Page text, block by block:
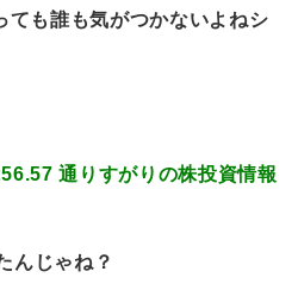
ても誰も気がつかないよねシ
通りすがりの株投資情報
んじゃね？